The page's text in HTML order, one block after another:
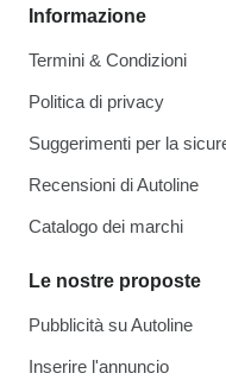
Informazione
Termini & Condizioni
Politica di privacy
Suggerimenti per la
Recensioni di Autoline
Catalogo dei marchi
Le nostre proposte
Pubblicità su Autoline
Inserire l'annuncio